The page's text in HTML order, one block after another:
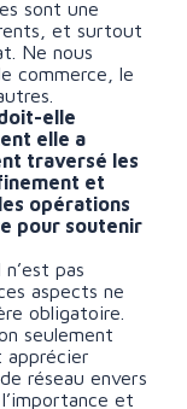
sont une
et surtout
Ne nous
commerce, le
elle
elle a
traversé les
et
opérations
pour soutenir
pas
aspects ne
obligatoire.
seulement
apprécier
réseau envers
et